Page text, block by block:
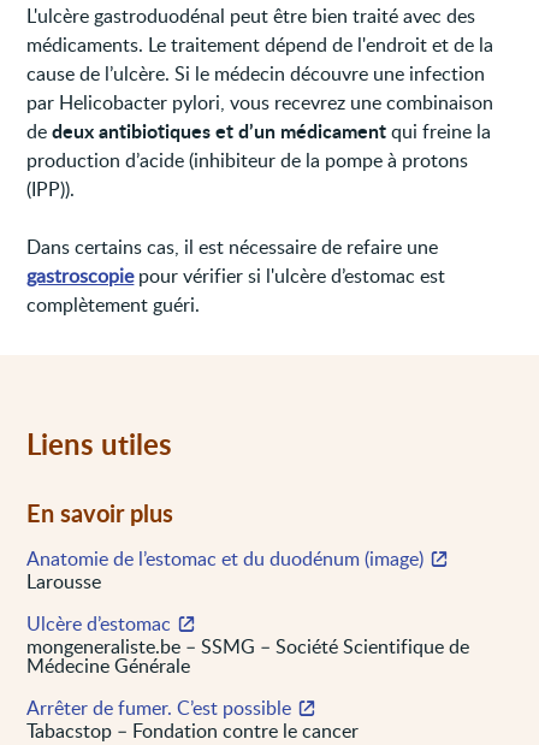
L'ulcère gastroduodénal peut être bien traité avec des
médicaments. Le traitement dépend de l'endroit et de la
cause de l’ulcère. Si le médecin découvre une infection
par Helicobacter pylori, vous recevrez une combinaison
dedeux antibiotiques et d’un médicamentqui freine la
production d’acide (inhibiteur de la pompe à protons
(IPP)).
Dans certains cas, il est nécessaire de refaire une
gastroscopiepour vérifier si l'ulcère d’estomac est
complètement guéri.
Liens utiles
En savoir plus
Anatomie de l’estomac et du duodénum (image)
Larousse
Ulcère d’estomac
mongeneraliste.be – SSMG – Société Scientifique de
Médecine Générale
Arrêter de fumer. C’est possible
Tabacstop – Fondation contre le cancer